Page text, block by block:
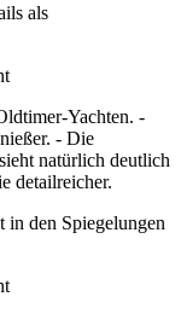
als
Yachten. -
- Die
natürlich deutlich
detailreicher.
in den Spiegelungen